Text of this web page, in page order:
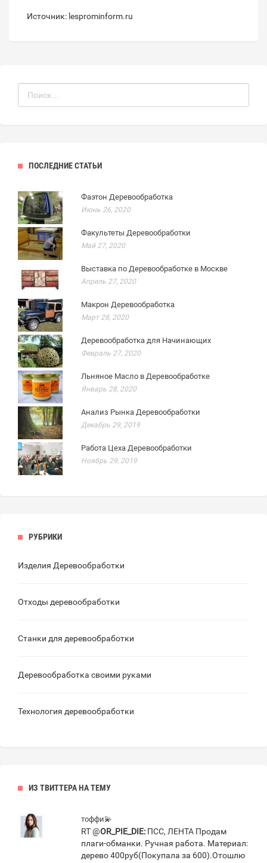
Источник: lesprominform.ru
ПОСЛЕДНИЕ СТАТЬИ
Фаэтон Деревообработка
Июнь 26, 2020
Факультеты Деревообработки
Май 27, 2020
Выставка по Деревообработке в Москве
Апрель 27, 2020
Макрон Деревообработка
Март 28, 2020
Деревообработка для Начинающих
Февраль 27, 2020
Льняное Масло в Деревообработке
Январь 28, 2020
Анализ Рынка Деревообработки
Декабрь 29, 2019
Работа Цеха Деревообработки
Ноябрь 29, 2019
РУБРИКИ
Изделия Деревообработки
Отходы деревообработки
Станки для деревообработки
Деревообработка своими руками
Технология деревообработки
ИЗ ТВИТТЕРА НА ТЕМУ
тоффи💫
RT @OR_PIE_DIE: ПСС, ЛЕНТА Продам
плаги-обманки. Ручная работа. Материал:
дерево 400руб(Покупала за 600).Отошлю